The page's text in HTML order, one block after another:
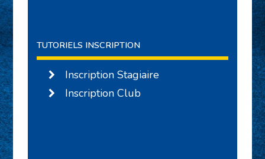
TUTORIELS INSCRIPTION
Inscription Stagiaire
Inscription Club